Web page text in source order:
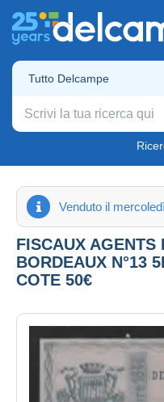
Tutto Delcampe
Venduto il
FISCAUX AGENTS
BORDEAUX N°13
COTE 50€